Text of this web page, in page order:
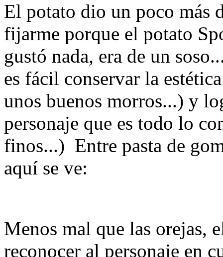
El potato dio un poco más
fijarme porque el potato
gustó nada, era de un
es fácil conservar la
unos buenos morros...) y
personaje que es todo lo
finos...) Entre pasta de
aquí se ve:
Menos mal que las orejas,
reconocer al personaje en